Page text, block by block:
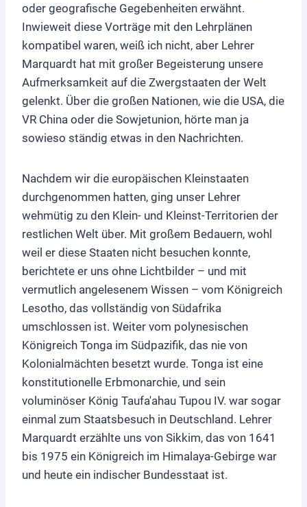
oder geografische Gegebenheiten erwähnt.
Inwieweit diese Vorträge mit den Lehrplänen
kompatibel waren, weiß ich nicht, aber Lehrer
Marquardt hat mit großer Begeisterung unsere
Aufmerksamkeit auf die Zwergstaaten der Welt
gelenkt. Über die großen Nationen, wie die USA, die
VR China oder die Sowjetunion, hörte man ja
sowieso ständig etwas in den Nachrichten.
Nachdem wir die europäischen Kleinstaaten
durchgenommen hatten, ging unser Lehrer
wehmütig zu den Klein- und Kleinst-Territorien der
restlichen Welt über. Mit großem Bedauern, wohl
weil er diese Staaten nicht besuchen konnte,
berichtete er uns ohne Lichtbilder – und mit
vermutlich angelesenem Wissen – vom Königreich
Lesotho, das vollständig von Südafrika
umschlossen ist. Weiter vom polynesischen
Königreich Tonga im Südpazifik, das nie von
Kolonialmächten besetzt wurde. Tonga ist eine
konstitutionelle Erbmonarchie, und sein
voluminöser König Taufa'ahau Tupou IV. war sogar
einmal zum Staatsbesuch in Deutschland. Lehrer
Marquardt erzählte uns von Sikkim, das von 1641
bis 1975 ein Königreich im Himalaya-Gebirge war
und heute ein indischer Bundesstaat ist.